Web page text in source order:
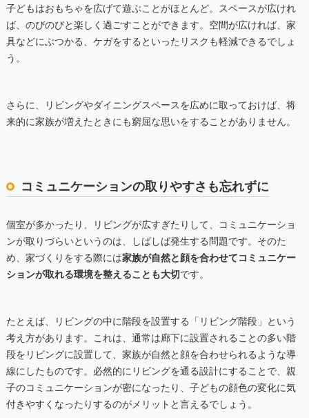
子どもはおもちゃを広げて遊ぶことがほとんど。スペースが広けれ
ば、のびのびと楽しく過ごすことができます。空間が広ければ、家
具などにぶつかる、ケガをするといったリスクも軽減できるでしょ
う。
さらに、リビングやダイニングスペースを広めに取っておけば、将
来的に家族が増えたときにも窮屈な思いをすることがありません。
コミュニケーションの取りやすさも忘れずに
個室が多かったり、リビングが広すぎたりして、コミュニケーショ
ンが取りづらいというのは、しばしば発生する問題です。そのた
め、家づくりをする際には家族が自然と顔を合わせてコミュニケー
ションが取れる環境を整えることも大切です。
たとえば、リビングの中に階段を設置する「リビング階段」という
考え方があります。これは、通常は廊下に設置されることの多い階
段をリビングに設置して、家族が自然と顔を合わせられるような導
線にしたものです。必然的にリビングを通る設計にすることで、親
子のコミュニケーションが密になったり、子どもの顔色の変化に気
付きやすくなったりするのがメリットと言えるでしょう。